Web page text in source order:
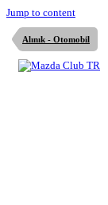
Jump to content
Alınık - Otomobil